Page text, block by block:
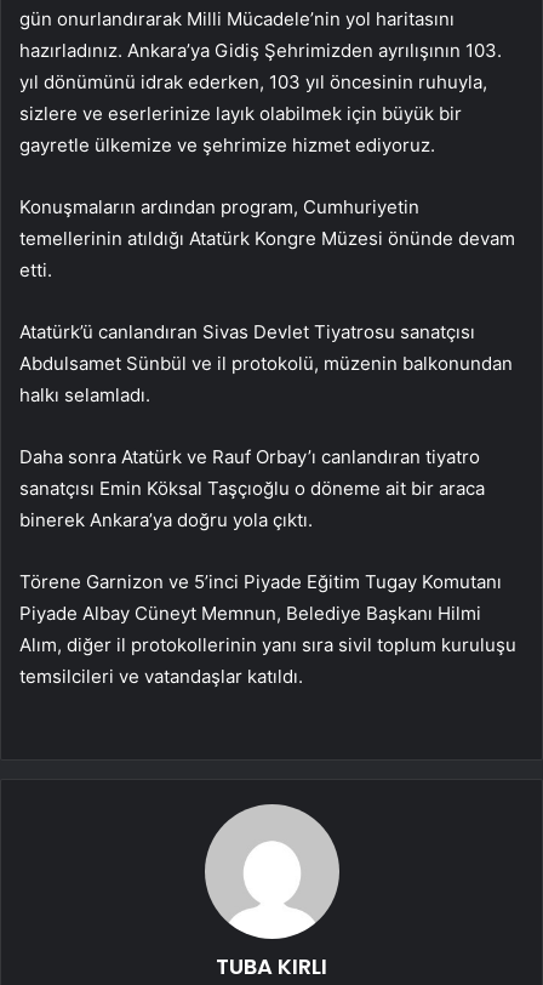
gün onurlandırarak Milli Mücadele’nin yol haritasını
hazırladınız. Ankara’ya Gidiş Şehrimizden ayrılışının 103.
yıl dönümünü idrak ederken, 103 yıl öncesinin ruhuyla,
sizlere ve eserlerinize layık olabilmek için büyük bir
gayretle ülkemize ve şehrimize hizmet ediyoruz.
Konuşmaların ardından program, Cumhuriyetin
temellerinin atıldığı Atatürk Kongre Müzesi önünde devam
etti.
Atatürk’ü canlandıran Sivas Devlet Tiyatrosu sanatçısı
Abdulsamet Sünbül ve il protokolü, müzenin balkonundan
halkı selamladı.
Daha sonra Atatürk ve Rauf Orbay’ı canlandıran tiyatro
sanatçısı Emin Köksal Taşçıoğlu o döneme ait bir araca
binerek Ankara’ya doğru yola çıktı.
Törene Garnizon ve 5’inci Piyade Eğitim Tugay Komutanı
Piyade Albay Cüneyt Memnun, Belediye Başkanı Hilmi
Alım, diğer il protokollerinin yanı sıra sivil toplum kuruluşu
temsilcileri ve vatandaşlar katıldı.
TUBA KIRLI